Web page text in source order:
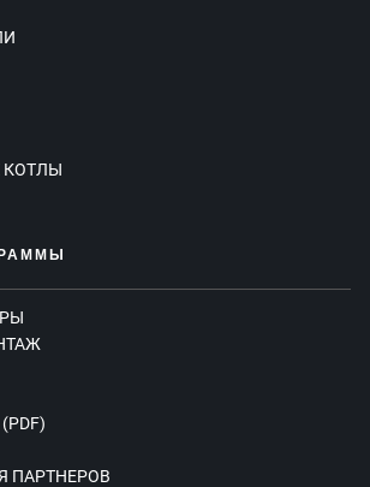
ПАРТНЕРОВ